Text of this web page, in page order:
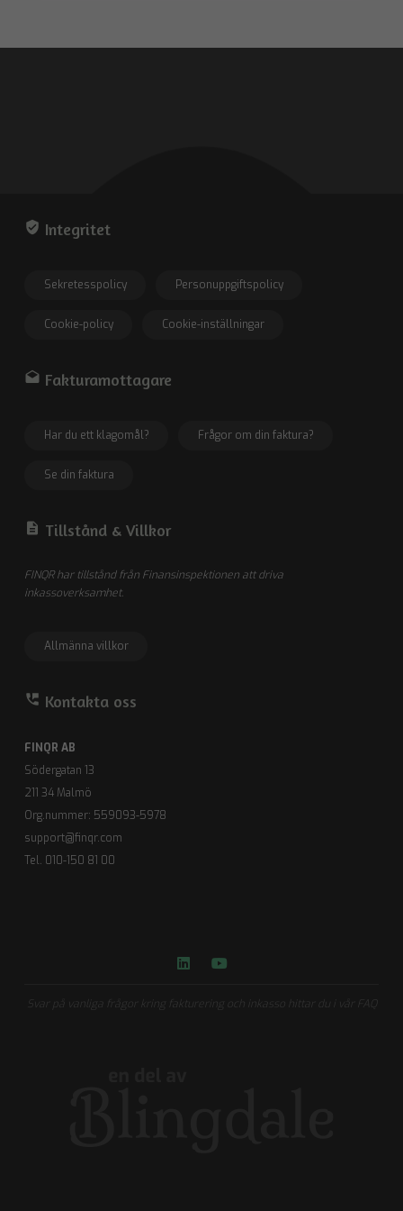
verified_user Integritet
Sekretesspolicy Personuppgiftspolicy
Cookie-policy Cookie-inställningar
drafts Fakturamottagare
Har du ett klagomål? Frågor om din faktura?
Se din faktura
description Tillstånd & Villkor
FINQR har tillstånd från Finansinspektionen att driva
inkassoverksamhet.
Allmänna villkor
perm_phone_msg Kontakta oss
FINQR AB
Södergatan 13
211 34 Malmö
Org.nummer: 559093-5978
support@finqr.com
Tel. 010-150 81 00
Svar på vanliga frågor kring fakturering och inkasso hittar du i vår FAQ